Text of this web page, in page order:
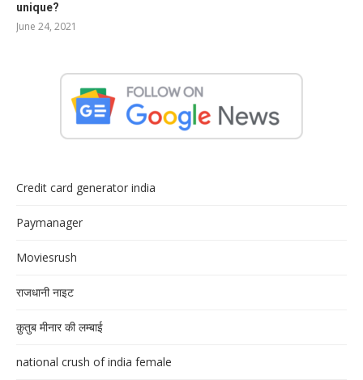
unique?
June 24, 2021
Credit card generator india
Paymanager
Moviesrush
राजधानी नाइट
क़ुतुब मीनार की लम्बाई
national crush of india female